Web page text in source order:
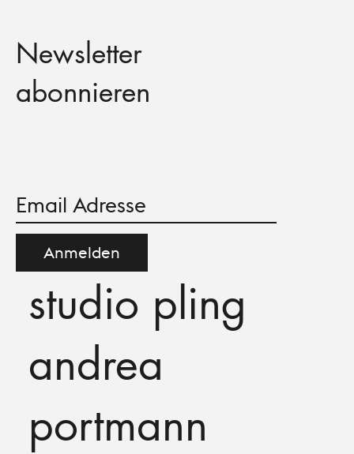
Anmelden
Newsletter
abonnieren
studio pling
andrea
portmann